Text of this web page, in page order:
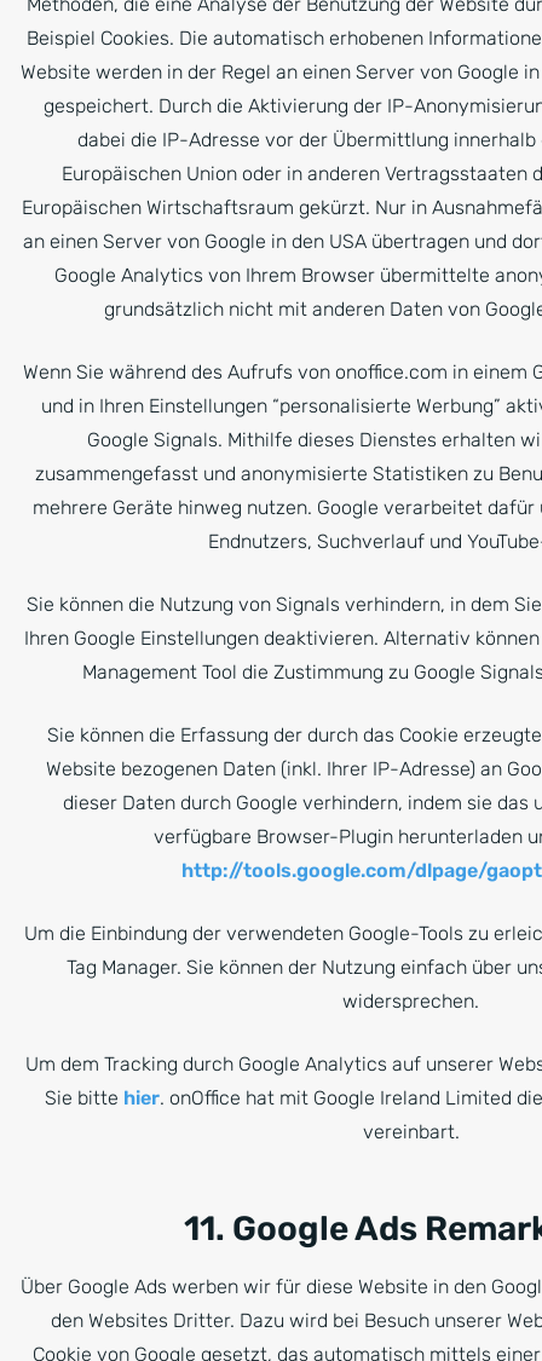
Beispiel Cookies. Die automatisch erhobenen
Website werden in der Regel an einen Server von Google
gespeichert. Durch die Aktivierung der IP-
dabei die IP-Adresse vor der Übermittlung
Europäischen Union oder in anderen Vertragsstaaten
Europäischen Wirtschaftsraum gekürzt. Nur in
an einen Server von Google in den USA übertragen und
Google Analytics von Ihrem Browser übermittelte
grundsätzlich nicht mit anderen Daten von
Wenn Sie während des Aufrufs von onoffice.com in einem
und in Ihren Einstellungen “personalisierte Werbung”
Google Signals. Mithilfe dieses Dienstes erhalten
zusammengefasst und anonymisierte Statistiken zu
mehrere Geräte hinweg nutzen. Google verarbeitet
Endnutzers, Suchverlauf und
Sie können die Nutzung von Signals verhindern, in dem
Ihren Google Einstellungen deaktivieren. Alternativ
Management Tool die Zustimmung zu Google
Sie können die Erfassung der durch das Cookie
Website bezogenen Daten (inkl. Ihrer IP-Adresse) an
dieser Daten durch Google verhindern, indem sie das
verfügbare Browser-Plugin herunterladen
http://tools.google.com/dlpage/
Um die Einbindung der verwendeten Google-Tools zu
Tag Manager. Sie können der Nutzung einfach über
widersprechen.
Um dem Tracking durch Google Analytics auf unserer
Sie bitte hier. onOffice hat mit Google Ireland Limited
vereinbart.
11. Google Ads
Über Google Ads werben wir für diese Website in den
den Websites Dritter. Dazu wird bei Besuch unserer
Cookie von Google gesetzt, das automatisch mittels